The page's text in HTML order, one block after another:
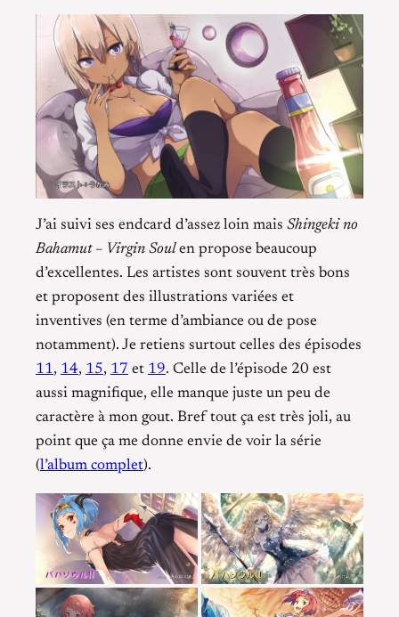
J’ai suivi ses endcard d’assez loin mais Shingeki no
Bahamut – Virgin Soulen propose beaucoup
d’excellentes. Les artistes sont souvent très bons
et proposent des illustrations variées et
inventives (en terme d’ambiance ou de pose
notamment). Je retiens surtout celles des épisodes
11, 14, 15, 17 et 19. Celle de l’épisode 20 est
aussi magnifique, elle manque juste un peu de
caractère à mon gout. Bref tout ça est très joli, au
point que ça me donne envie de voir la série
(l’album complet).